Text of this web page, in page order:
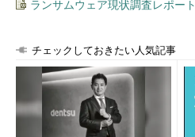
ランサムウェア現状調査レポート
チェックしておきたい人気記事